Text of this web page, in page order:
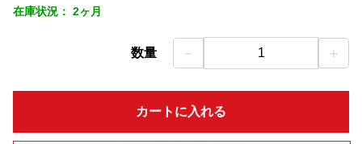
在庫状況： 2ヶ月
数量 － 1 ＋
カートに入れる